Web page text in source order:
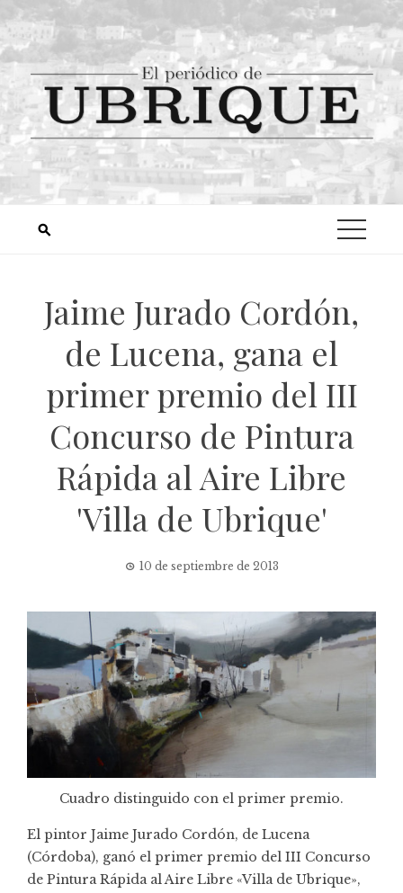
Jaime Jurado Cordón,
de Lucena, gana el
primer premio del III
Concurso de Pintura
Rápida al Aire Libre
'Villa de Ubrique'
10 de septiembre de 2013
Cuadro distinguido con el primer premio.
El pintor Jaime Jurado Cordón, de Lucena
(Córdoba), ganó el primer premio del III Concurso
de Pintura Rápida al Aire Libre «Villa de Ubrique»,